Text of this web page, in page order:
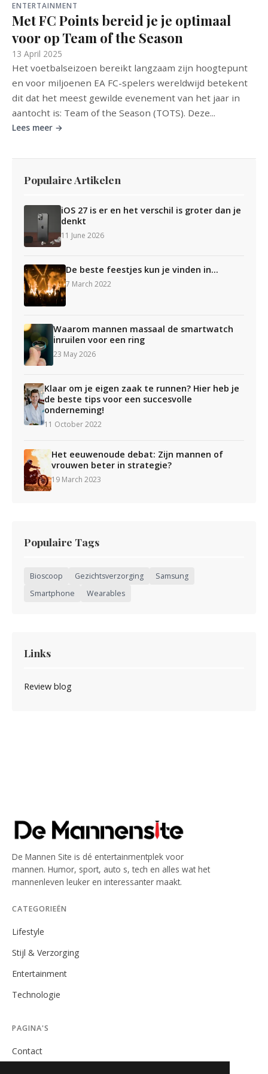
ENTERTAINMENT
Met FC Points bereid je je optimaal
voor op Team of the Season
13 April 2025
Het voetbalseizoen bereikt langzaam zijn hoogtepunt
en voor miljoenen EA FC-spelers wereldwijd betekent
dit dat het meest gewilde evenement van het jaar in
aantocht is: Team of the Season (TOTS). Deze...
Lees meer →
Populaire Artikelen
iOS 27 is er en het verschil is groter dan je
denkt
11 June 2026
De beste feestjes kun je vinden in...
7 March 2022
Waarom mannen massaal de smartwatch
inruilen voor een ring
23 May 2026
Klaar om je eigen zaak te runnen? Hier heb je
de beste tips voor een succesvolle
onderneming!
11 October 2022
Het eeuwenoude debat: Zijn mannen of
vrouwen beter in strategie?
19 March 2023
Populaire Tags
Bioscoop Gezichtsverzorging
Samsung
Smartphone
Wearables
Links
Review blog
De Mannen Site is dé entertainmentplek voor
mannen. Humor, sport, auto s, tech en alles wat het
mannenleven leuker en interessanter maakt.
CATEGORIEËN
Lifestyle
Stijl & Verzorging
Entertainment
Technologie
PAGINA'S
Contact